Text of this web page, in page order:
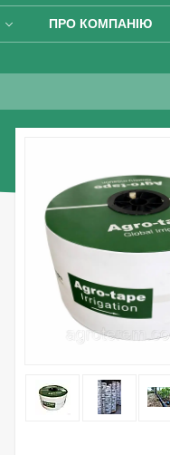
ПРО КОМПАНІЮ